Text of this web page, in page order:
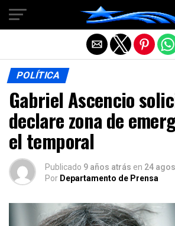
POLÍTICA
Gabriel Ascencio
declare zona de
el temporal
Publicado 9 años atrás en 24
Por Departamento de Prensa
Salir de la versión